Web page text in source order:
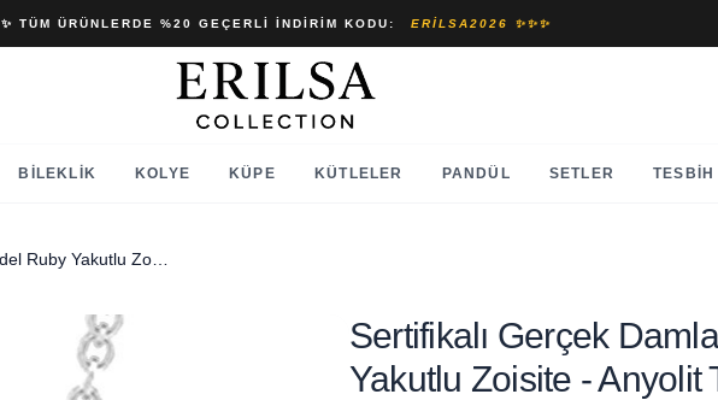
✨ TÜM ÜRÜNLERDE %20 GEÇERLI İNDIRIM KODU: ERILSA2026 ✨✨✨
BILEKLIK KOLYE KÜPE KÜTLELER PANDÜL SETLER TESBIH
Sertifikalı Gerçek
Yakutlu Zoisite - Anyolit